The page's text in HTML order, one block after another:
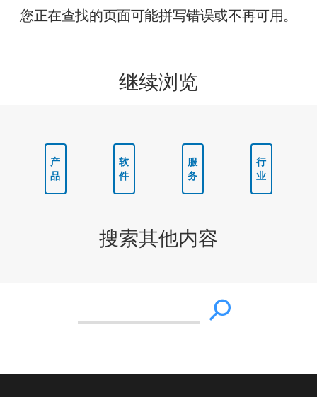
您正在查找的页面可能拼写错误或不再可用。
继续浏览
产
品
软
件
服
务
行
业
搜索其他内容